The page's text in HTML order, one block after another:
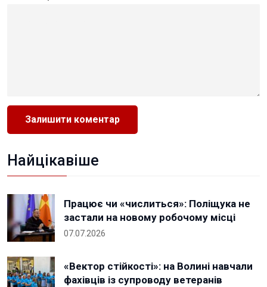
Найцікавіше
Працює чи «числиться»: Поліщука не
застали на новому робочому місці
07.07.2026
«Вектор стійкості»: на Волині навчали
фахівців із супроводу ветеранів